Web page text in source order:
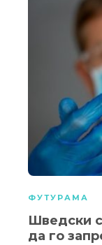
ФУТУРАМА
Шведски
да го